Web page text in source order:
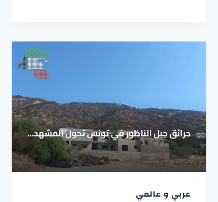
عربي و عالمي